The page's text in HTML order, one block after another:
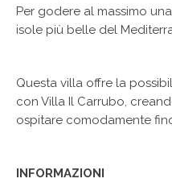
Per godere al massimo
isole più belle del
Questa villa offre la
con Villa Il Carrubo,
ospitare comodamente
INFORMAZIONI